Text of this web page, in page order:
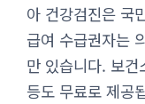
아 건강검진은 국
급여 수급권자는
만 있습니다. 보
등도 무료로 제공